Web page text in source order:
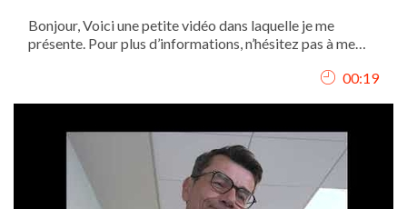
Bonjour, Voici une petite vidéo dans laquelle je me
présente. Pour plus d’informations, n’hésitez pas à me
00:19